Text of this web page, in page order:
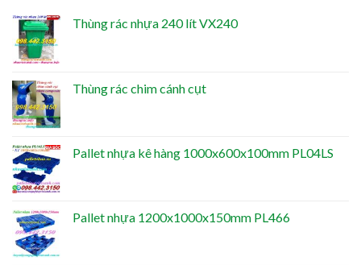
Thùng rác nhựa 240 lít VX240
Thùng rác chim cánh cụt
Pallet nhựa kê hàng 1000x600x100mm PL04LS
Pallet nhựa 1200x1000x150mm PL466